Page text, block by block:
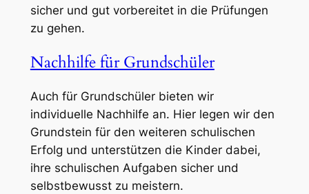
sicher und gut vorbereitet in die Prüfungen
zu gehen.
Nachhilfe für Grundschüler
Auch für Grundschüler bieten wir
individuelle Nachhilfe an. Hier legen wir den
Grundstein für den weiteren schulischen
Erfolg und unterstützen die Kinder dabei,
ihre schulischen Aufgaben sicher und
selbstbewusst zu meistern.